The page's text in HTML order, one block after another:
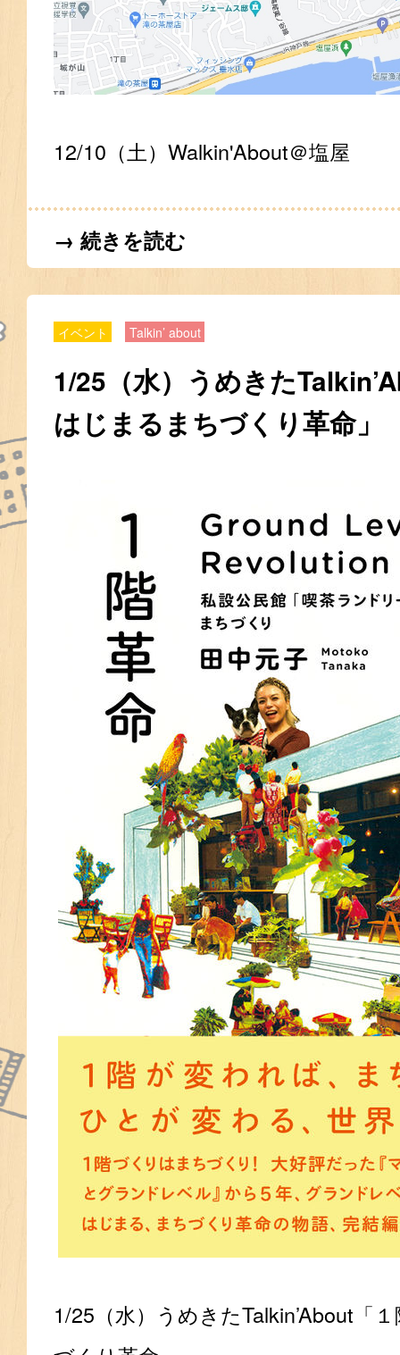
12/10（土）Walkin'About＠塩屋
→ 続きを読む
イベント Talkin’ about
1/25（水）うめきた
はじまるまちづくり革命」
1/25（水）うめきたTalkin’About「